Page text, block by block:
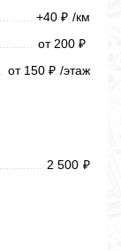
+40 ₽ /км
от 200 ₽
от 150 ₽ /этаж
2 500 ₽